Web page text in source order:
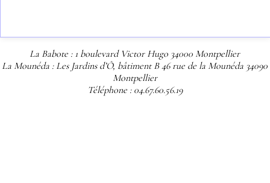
La Babote : 1 boulevard Victor Hugo 34000 Montpellier
La Mounéda : Les Jardins d’Ô, bâtiment B 46 rue de la Mounéda 34090
Montpellier
Téléphone : 04.67.60.56.19